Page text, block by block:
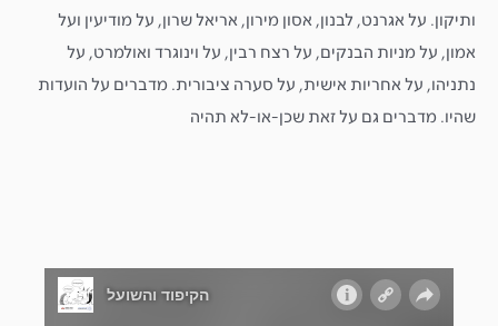
ותיקון. על אגרנט, לבנון, אסון מירון, אריאל שרון, על מודיעין ועל
אמון, על מניות הבנקים, על רצח רבין, על וינוגרד ואולמרט, על
נתניהו, על אחריות אישית, על סערה ציבורית. מדברים על הועדות
שהיו. מדברים גם על זאת שכן-או-לא תהיה